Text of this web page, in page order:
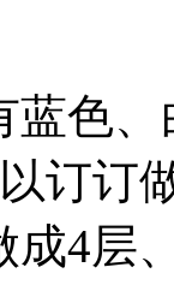
色
订订
成4层